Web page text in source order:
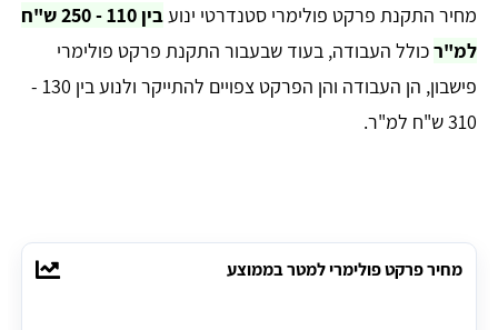
מחיר התקנת פרקט פולימרי סטנדרטי ינוע
בין 110 - 250 ש"ח
למ"רכולל העבודה, בעוד שבעבור התקנת פרקט פולימרי
פישבון, הן העבודה והן הפרקט צפויים להתייקר ולנוע בין 130 -
310 ש"ח למ"ר.
מחיר פרקט פולימרי למטר בממוצע